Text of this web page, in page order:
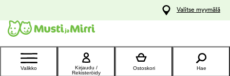
Ota yhteyttä
asiakaspalveluun
Valitse myymälä
Valikko
Kirjaudu /
Rekisteröidy
Ostoskori Hae